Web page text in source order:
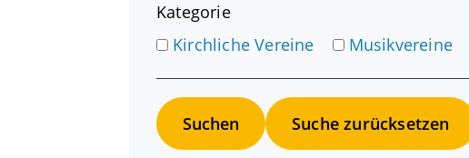
Kategorie
Kirchliche Vereine
Musikvereine
Suche zurücksetzen